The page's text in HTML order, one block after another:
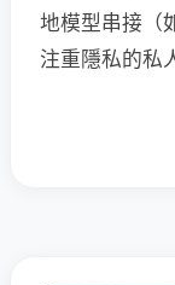
地模型串接（
注重隱私的私